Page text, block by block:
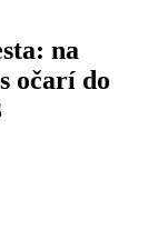
na
očarí do